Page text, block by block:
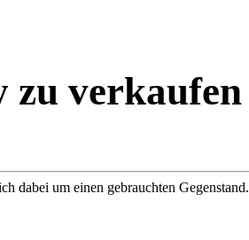
verkaufen
dabei um einen gebrauchten Gegenstand.